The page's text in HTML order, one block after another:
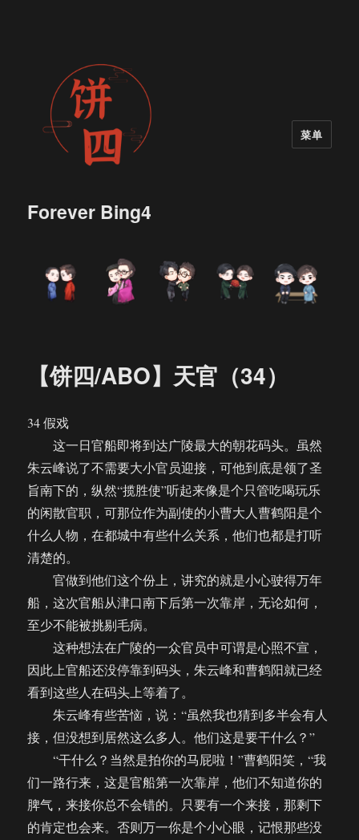
Forever Bing4
菜单
【饼四/ABO】天官（34）
34 假戏
这一日官船即将到达广陵最大的朝花码头。虽然
朱云峰说了不需要大小官员迎接，可他到底是领了圣
旨南下的，纵然“揽胜使”听起来像是个只管吃喝玩乐
的闲散官职，可那位作为副使的小曹大人曹鹤阳是个
什么人物，在都城中有些什么关系，他们也都是打听
清楚的。
官做到他们这个份上，讲究的就是小心驶得万年
船，这次官船从津口南下后第一次靠岸，无论如何，
至少不能被挑剔毛病。
这种想法在广陵的一众官员中可谓是心照不宣，
因此上官船还没停靠到码头，朱云峰和曹鹤阳就已经
看到这些人在码头上等着了。
朱云峰有些苦恼，说：“虽然我也猜到多半会有人
接，但没想到居然这么多人。他们这是要干什么？”
“干什么？当然是拍你的马屁啦！”曹鹤阳笑，“我
们一路行来，这是官船第一次靠岸，他们不知道你的
脾气，来接你总不会错的。只要有一个来接，那剩下
的肯定也会来。否则万一你是个小心眼，记恨那些没